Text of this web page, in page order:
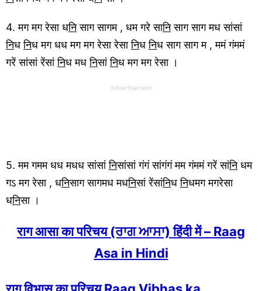
4. मग मग रेसा धनिसाग सागम , धम गरे सानिसाग साग मध सांसां
निधनिध मग धध मग मग रेसा रेसानिधनिध साग साग म , ममं गंममं
गरें सांसां रेंसांनिध मधनिसांनिध मग मग रेसा ।
Advertisement
5. मम गमम धध मधध सांसांनिसांसां गंगं सांगंगं मम गंममं गरें सांनिधम
गऽ मग रेसा , धनिसाग सागमध मधनिसां रेंसांनिधनिधमग मगरेसा
धनिसा ।
राग आसा का परिचय (ਰਾਗ ਆਸਾ) हिंदी में – Raag
Asa in Hindi